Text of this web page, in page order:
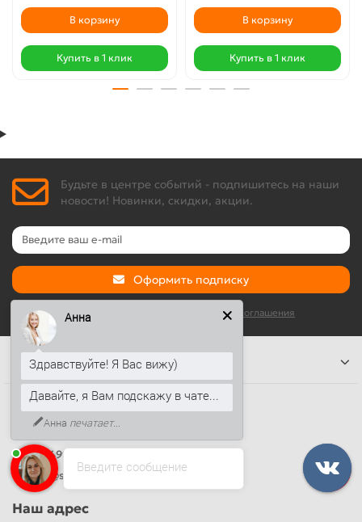
В корзину
Купить в 1 клик
В корзину
Купить в 1 клик
Будьте в центре событий - подпишитесь на наши
новости! Новинки, скидки, акции.
Оформить подписку
Я прочитал и согласен с условиями Условия соглашения
Информация
Наши контакты
+7 (499) 444-14-71
info@sandwichpanelsvspb.ru
Наш адрес
Введите сообщение
Анна
Здравствуйте! Я Вас вижу)
Давайте, я Вам подскажу в чате...
Анна печатает...